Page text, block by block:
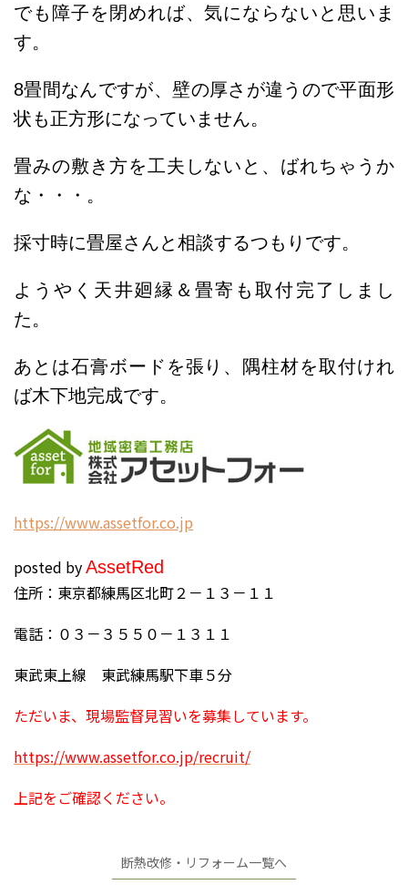
でも障子を閉めれば、気にならないと思いま
す。
8畳間なんですが、壁の厚さが違うので平面形
状も正方形になっていません。
畳みの敷き方を工夫しないと、ばれちゃうか
な・・・。
採寸時に畳屋さんと相談するつもりです。
ようやく天井廻縁＆畳寄も取付完了しまし
た。
あとは石膏ボードを張り、隅柱材を取付けれ
ば木下地完成です。
https://www.assetfor.co.jp
posted byAssetRed
住所：東京都練馬区北町２－１３－１１
電話：０３－３５５０－１３１１
東武東上線 東武練馬駅下車５分
ただいま、現場監督見習いを募集しています。
https://www.assetfor.co.jp/recruit/
上記をご確認ください。
断熱改修・リフォーム一覧へ